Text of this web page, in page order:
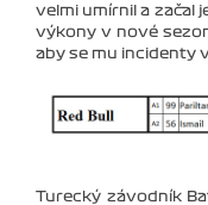
velmi umírnil a začal
výkony v nové
aby se mu incidenty
Turecký závodník